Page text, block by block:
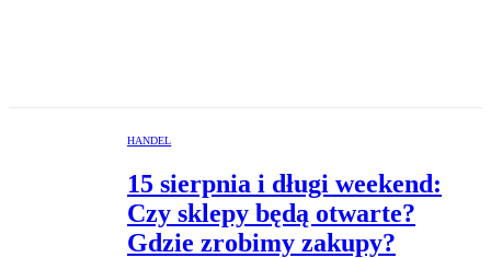
HANDEL
15 sierpnia i długi weekend:
Czy sklepy będą otwarte?
Gdzie zrobimy zakupy?